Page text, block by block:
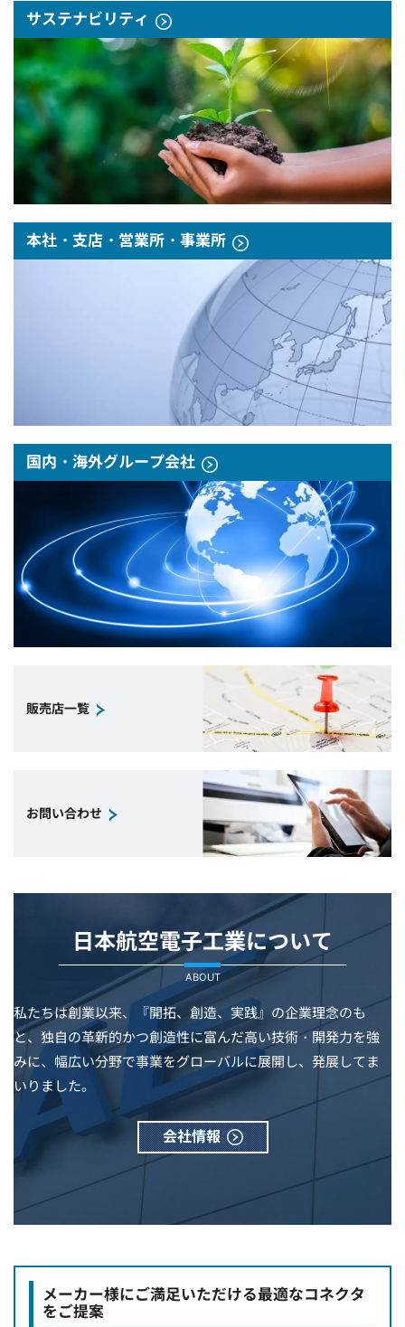
サステナビリティ
本社・支店・営業所・事業所
国内・海外グループ会社
販売店一覧
お問い合わせ
日本航空電子工業について
ABOUT
私たちは創業以来、『開拓、創造、実践』の企業理念のも
と、独自の革新的かつ創造性に富んだ高い技術・開発力を強
みに、幅広い分野で事業をグローバルに展開し、発展してま
いりました。
会社情報
メーカー様にご満足いただける最適なコネクタ
をご提案